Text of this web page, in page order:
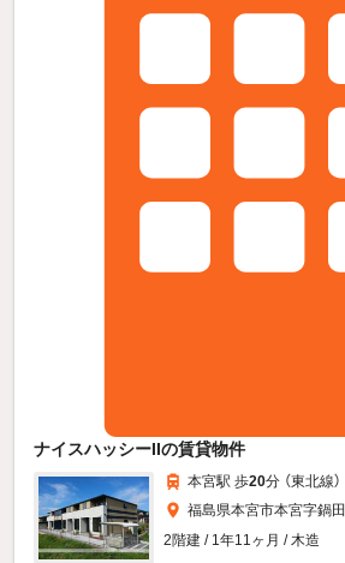
ナイスハッシーIIの賃貸物件
本宮駅 歩20分 （東北線）
福島県本宮市本宮字鍋田
2階建 / 1年11ヶ月 / 木造